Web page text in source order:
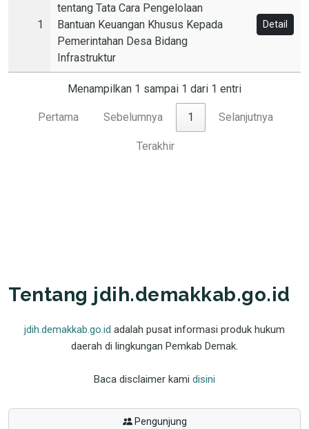
1
tentang Tata Cara Pengelolaan
Bantuan Keuangan Khusus Kepada
Pemerintahan Desa Bidang
Infrastruktur
Detail
Menampilkan 1 sampai 1 dari 1 entri
Pertama Sebelumnya 1 Selanjutnya
Terakhir
Tentang jdih.demakkab.go.id
jdih.demakkab.go.id adalah pusat informasi produk hukum
daerah di lingkungan Pemkab Demak.
Baca disclaimer kami disini
Pengunjung